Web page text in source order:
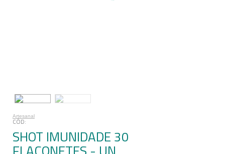
Artesanal
SHOT IMUNIDADE 30